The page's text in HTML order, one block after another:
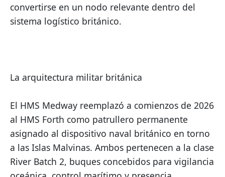
convertirse en un nodo relevante dentro del
sistema logístico británico.
La arquitectura militar británica
El HMS Medway reemplazó a comienzos de 2026
al HMS Forth como patrullero permanente
asignado al dispositivo naval británico en torno
a las Islas Malvinas. Ambos pertenecen a la clase
River Batch 2, buques concebidos para vigilancia